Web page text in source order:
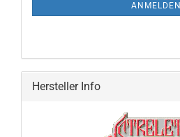
ANMELDEN
Hersteller Info